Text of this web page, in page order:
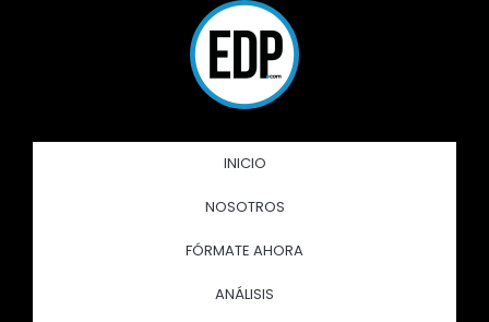
INICIO
NOSOTROS
FÓRMATE AHORA
ANÁLISIS